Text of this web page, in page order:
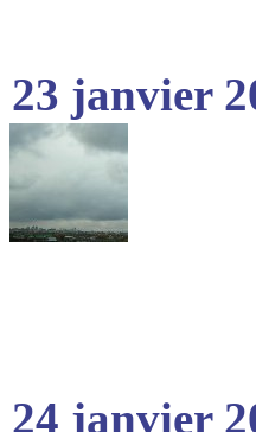
23 janvier
24 janvier